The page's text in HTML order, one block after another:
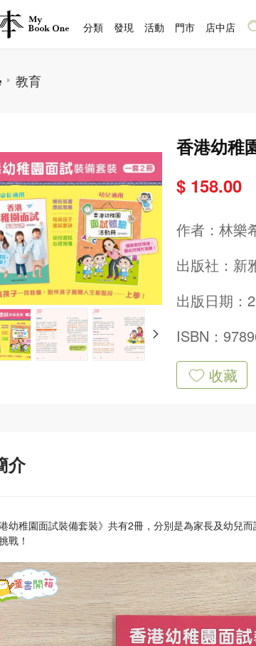
教育
香港幼稚
$ 158.00
作者： 林樂
出版社： 新
出版日期：
ISBN：
收藏
介
港幼稚園面試裝備套裝》共有2冊，分別是為家長及幼兒
戰！
分類 發現 活動 門市 店中店